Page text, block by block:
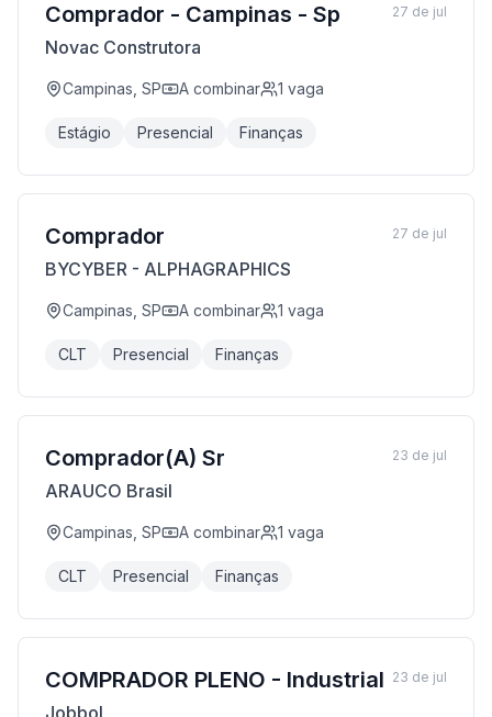
Comprador - Campinas - Sp
Novac Construtora
Campinas, SP A combinar 1 vaga
Estágio Presencial Finanças
27 de jul
Comprador
BYCYBER - ALPHAGRAPHICS
Campinas, SP A combinar 1 vaga
CLT Presencial Finanças
27 de jul
Comprador(A) Sr
ARAUCO Brasil
Campinas, SP A combinar 1 vaga
CLT Presencial Finanças
23 de jul
COMPRADOR PLENO - Industrial
Jobbol
23 de jul